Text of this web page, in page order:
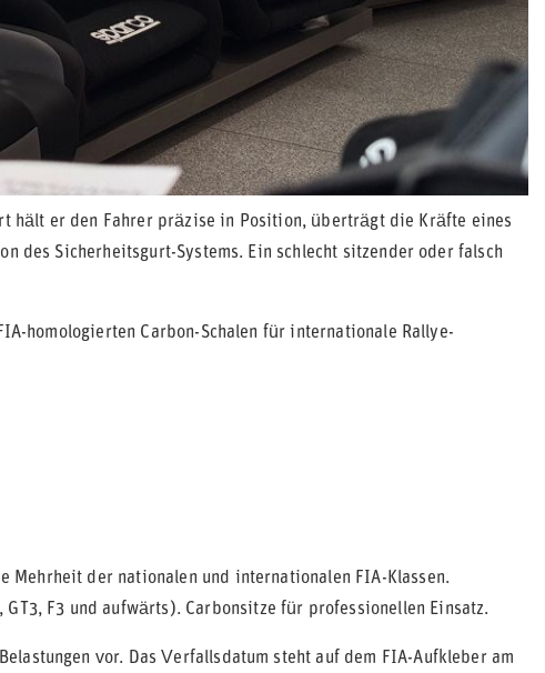
hält er den Fahrer präzise in Position, überträgt die Kräfte eines
des Sicherheitsgurt-Systems. Ein schlecht sitzender oder falsch
homologierten Carbon-Schalen für internationale Rallye-
der nationalen und internationalen FIA-Klassen.
F3 und aufwärts). Carbonsitze für professionellen Einsatz.
vor. Das Verfallsdatum steht auf dem FIA-Aufkleber am